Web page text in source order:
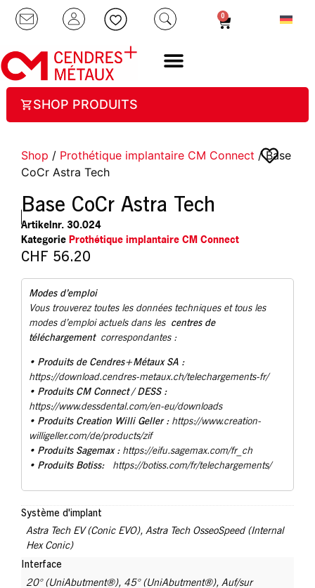
0
SHOP PRODUITS
Shop / Prothétique implantaire CM Connect / Base
CoCr Astra Tech
Base CoCr Astra Tech
Artikelnr. 30.024
Kategorie Prothétique implantaire CM Connect
CHF 56.20
Modes d’emploi
Vous trouverez toutes les données techniques et tous les
modes d’emploi actuels dans les centres de
téléchargementcorrespondantes :
• Produits de Cendres+Métaux SA :
https://download.cendres-metaux.ch/telechargements-fr/
• Produits CM Connect / DESS :
https://www.dessdental.com/en-eu/downloads
• Produits Creation Willi Geller : https://www.creation-
willigeller.com/de/products/zif
• Produits Sagemax : https://eifu.sagemax.com/fr_ch
• Produits Botiss: https://botiss.com/fr/telechargements/
Système d'implant
Astra Tech EV (Conic EVO), Astra Tech OsseoSpeed (Internal
Hex Conic)
Interface
20° (UniAbutment®), 45° (UniAbutment®), Auf/sur